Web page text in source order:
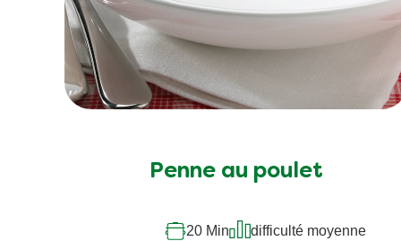
évaluation
soumise
recipe